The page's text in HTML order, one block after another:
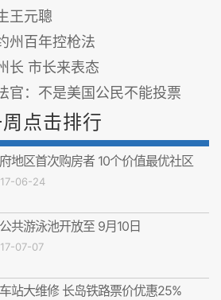
王元聰
州百年控枪法
长 市长来表态
官：不是美国公民不能投票
点击排行
地区首次购房者 10个价值最优社区
06-24
共游泳池开放至 9月10日
07-07
站大维修 长岛铁路票价优惠25%